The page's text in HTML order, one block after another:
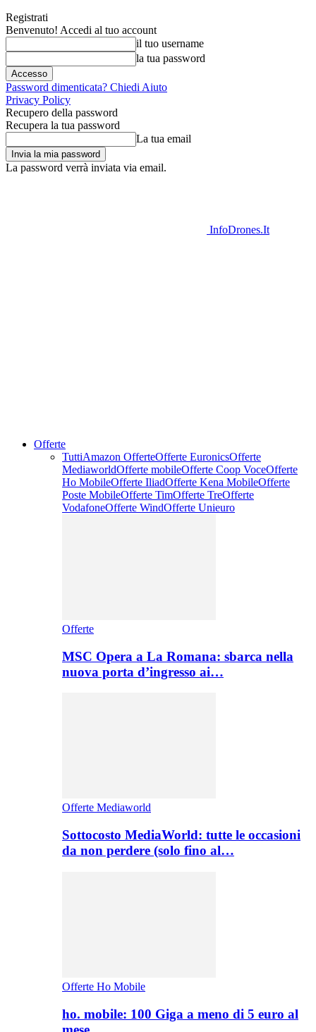
Registrati
Benvenuto! Accedi al tuo account
il tuo username
la tua password
Password dimenticata? Chiedi Aiuto
Privacy Policy
Recupero della password
Recupera la tua password
La tua email
La password verrà inviata via email.
InfoDrones.It
Offerte
TuttiAmazon OfferteOfferte EuronicsOfferte
MediaworldOfferte mobileOfferte Coop VoceOfferte
Ho MobileOfferte IliadOfferte Kena MobileOfferte
Poste MobileOfferte TimOfferte TreOfferte
VodafoneOfferte WindOfferte Unieuro
Offerte
MSC Opera a La Romana: sbarca nella
nuova porta d’ingresso ai…
Offerte Mediaworld
Sottocosto MediaWorld: tutte le occasioni
da non perdere (solo fino al…
Offerte Ho Mobile
ho. mobile: 100 Giga a meno di 5 euro al